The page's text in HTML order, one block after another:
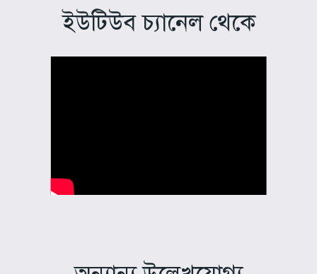
ইউটিউব চ্যানেল থেকে